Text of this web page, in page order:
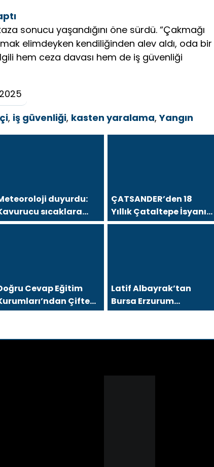
sonucu yaşandığını öne sürdü. “Çakmağı
elimdeyken kendiliğinden alev aldı, oda bir
hem ceza davası hem de iş güvenliği
, iş güvenliği, kasten yaralama,Yangın
duyurdu:
sıcaklara
ve rüzgar
ÇATSANDER’den 18
Yıllık Çataltepe İsyanı:
“Bursa Esnafını Kim 18
Cevap Eğitim
Çifte
LGS Türkiye
8 Öğrenci
Latif Albayrak’tan
Bursa Erzurum
Dernekleri Federasyonu
Vizyon: “Daha Güçlü,